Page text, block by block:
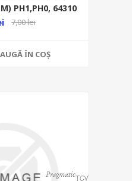
PH1,PH0, 64310
7,00 lei
ȊN COŞ